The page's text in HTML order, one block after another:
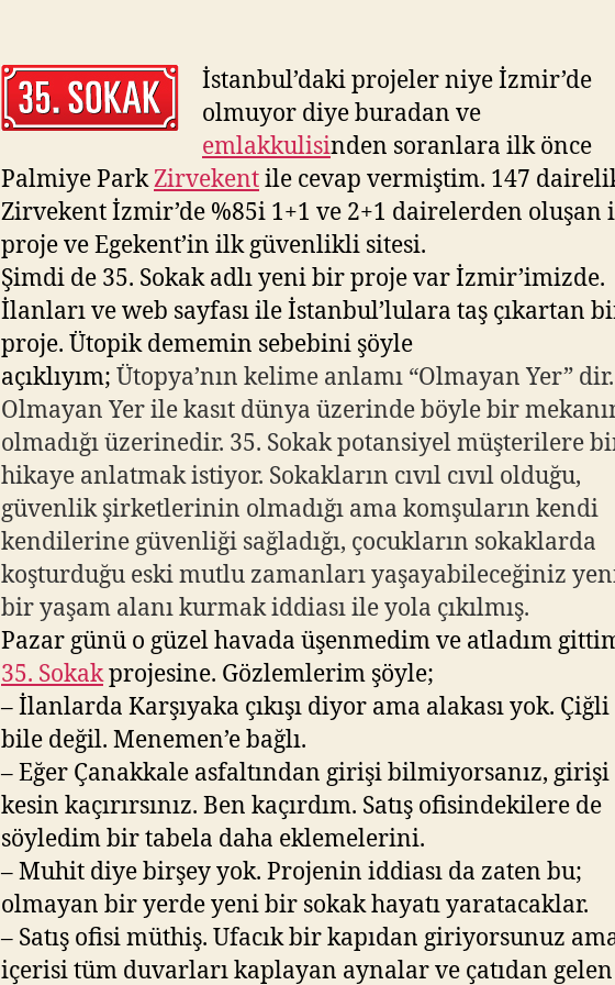
İstanbul’daki projeler niye İzmir’de
olmuyor diye buradan ve
emlakkulisinden soranlara ilk önce
Palmiye ParkZirvekentile cevap vermiştim. 147
Zirvekent İzmir’de %85i 1+1 ve 2+1 dairelerden oluşan
proje ve Egekent’in ilk güvenlikli sitesi.
Şimdi de 35. Sokak adlı yeni bir proje var İzmir’imizde.
İlanları ve web sayfası ile İstanbul’lulara taş çıkartan
proje. Ütopik dememin sebebini şöyle
açıklıyım; Ütopya’nın kelime anlamı “Olmayan Yer” dir.
Olmayan Yer ile kasıt dünya üzerinde böyle bir
olmadığı üzerinedir. 35. Sokak potansiyel müşterilere
hikaye anlatmak istiyor. Sokakların cıvıl cıvıl olduğu,
güvenlik şirketlerinin olmadığı ama komşuların kendi
kendilerine güvenliği sağladığı, çocukların sokaklarda
koşturduğu eski mutlu zamanları yaşayabileceğiniz
bir yaşam alanı kurmak iddiası ile yola çıkılmış.
Pazar günü o güzel havada üşenmedim ve atladım
35. Sokakprojesine. Gözlemlerim şöyle;
– İlanlarda Karşıyaka çıkışı diyor ama alakası yok. Çiğli
bile değil. Menemen’e bağlı.
– Eğer Çanakkale asfaltından girişi bilmiyorsanız, girişi
kesin kaçırırsınız. Ben kaçırdım. Satış ofisindekilere de
söyledim bir tabela daha eklemelerini.
– Muhit diye birşey yok. Projenin iddiası da zaten bu;
olmayan bir yerde yeni bir sokak hayatı yaratacaklar.
– Satış ofisi müthiş. Ufacık bir kapıdan giriyorsunuz
içerisi tüm duvarları kaplayan aynalar ve çatıdan gelen